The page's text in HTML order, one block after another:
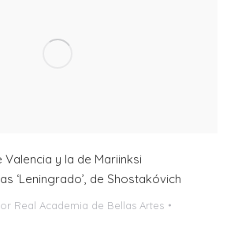
y la de Mariinksi
‘Leningrado’, de Shostakóvich
Real Academia de Bellas Artes